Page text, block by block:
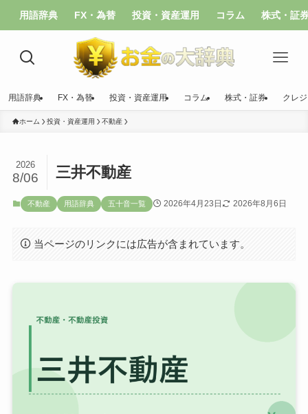
用語辞典 FX・為替 投資・資産運用 コラム 株式・証
用語辞典 FX・為替 投資・資産運用 コラム 株式・証券 クレ
ホーム 投資・資産運用 不動産
三井不動産
2026
8/06
不動産 用語辞典 五十音一覧 2026年4月23日 2026年8月6日
当ページのリンクには広告が含まれています。